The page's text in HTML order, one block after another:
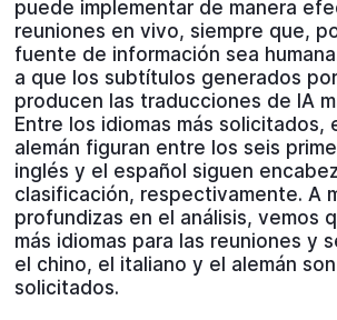
puede implementar de manera
reuniones en vivo, siempre que,
fuente de información sea
a que los subtítulos generados
producen las traducciones de IA
Entre los idiomas más solicitados,
alemán figuran entre los seis
inglés y el español siguen
clasificación, respectivamente. A
profundizas en el análisis, vemos
más idiomas para las reuniones y
el chino, el italiano y el alemán
solicitados.